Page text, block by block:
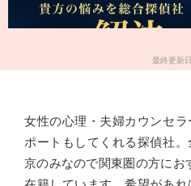
最終更新
女性の心理・夫婦カウンセ
ポートもしてくれる探偵社
京のみなので関東圏の方にお